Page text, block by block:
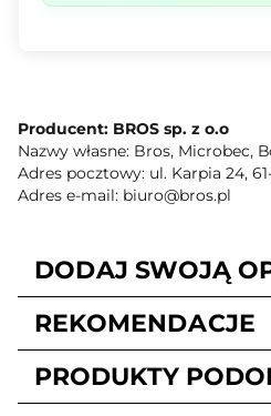
Producent: BROS sp. z o.o
Nazwy własne: Bros, Microbec,
Adres pocztowy: ul. Karpia 24,
Adres e-mail: biuro@bros.pl
DODAJ SWOJĄ
REKOMENDACJE
PRODUKTY